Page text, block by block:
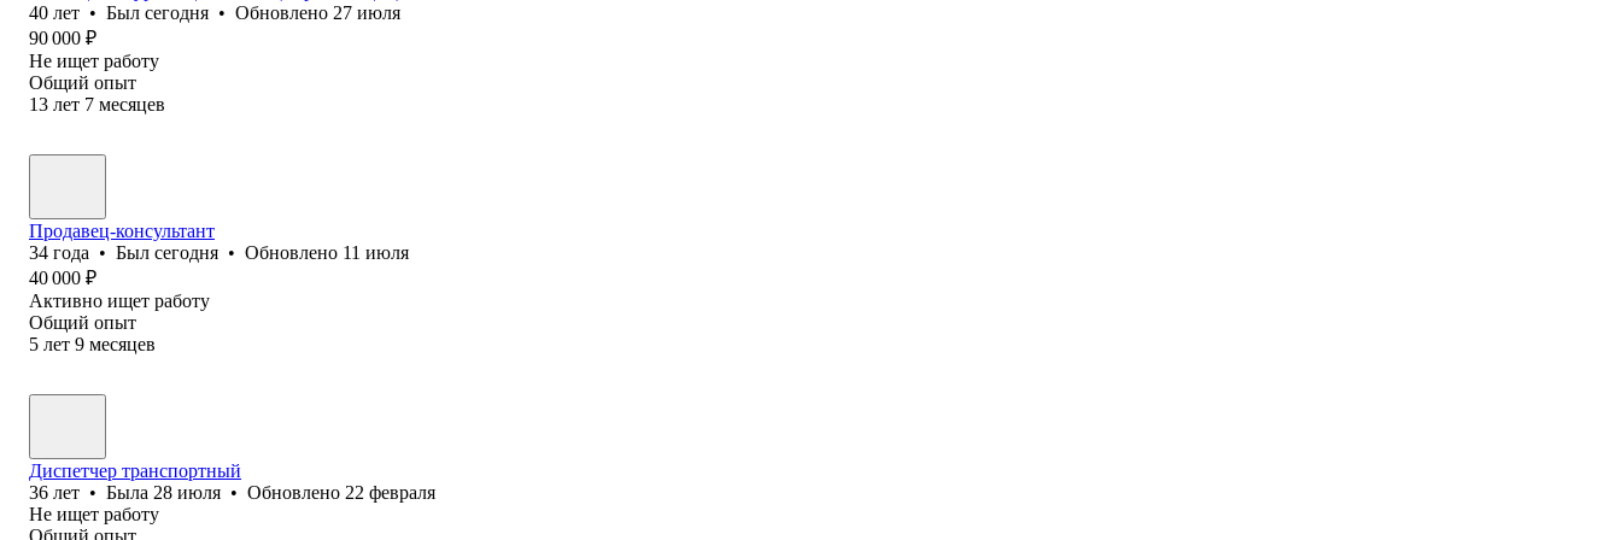
40 лет • Был сегодня • Обновлено 27 июля
90 000 ₽
Не ищет работу
Общий опыт
13 лет 7 месяцев
Продавец-консультант
34 года • Был сегодня • Обновлено 11 июля
40 000 ₽
Активно ищет работу
Общий опыт
5 лет 9 месяцев
Диспетчер транспортный
36 лет • Была 28 июля • Обновлено 22 февраля
Не ищет работу
Общий опыт